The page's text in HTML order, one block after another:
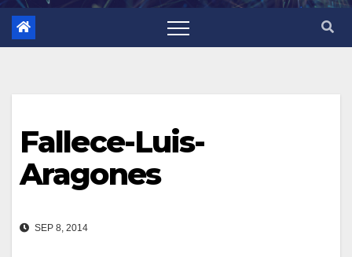
Fallece-Luis-
Aragones
SEP 8, 2014